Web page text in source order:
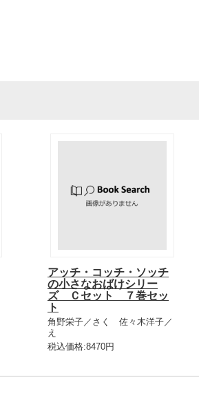
アッチ・コッチ・ソッチ
の小さなおばけシリー
ズ Ｃセット ７巻セッ
ト
角野栄子／さく 佐々木洋子／
え
税込価格:8470円